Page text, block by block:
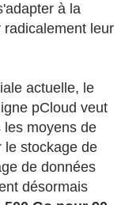
à la
leur
actuelle, le
pCloud veut
les moyens de
le stockage de
de données
désormais